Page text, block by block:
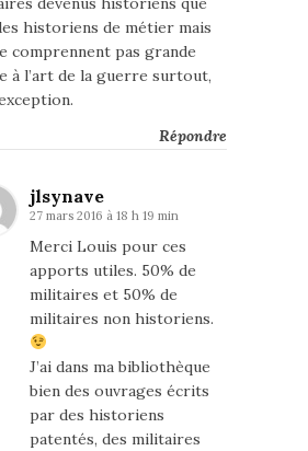
historiens de métier mais
comprennent pas grande
à l’art de la guerre surtout,
Répondre
jlsynave
27 mars 2016 à 18 h 19 min
Merci Louis pour ces
apports utiles. 50% de
militaires et 50% de
militaires non historiens.
J’ai dans ma bibliothèque
bien des ouvrages écrits
par des historiens
patentés, des militaires